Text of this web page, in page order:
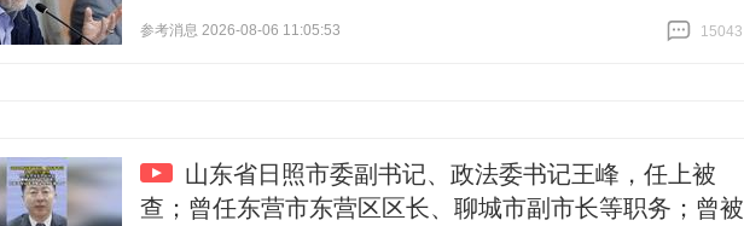
参考消息 2026-08-06 11:05:53
15043
山东省日照市委副书记、政法委书记王峰，任上被
查；曾任东营市东营区区长、聊城市副市长等职务；曾被